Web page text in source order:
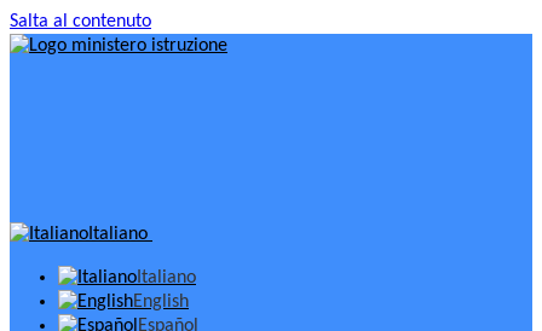
Salta al contenuto
Italiano
Italiano
English
Español